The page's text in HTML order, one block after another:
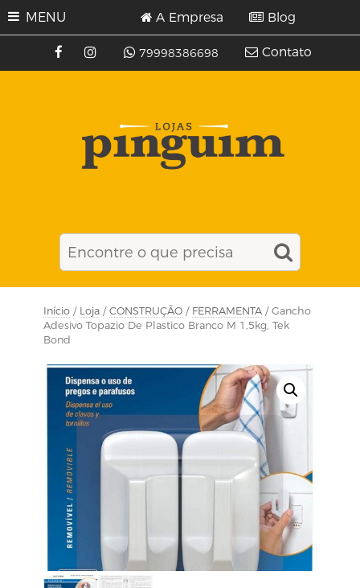
MENU
79998386698
A Empresa Blog
Contato
Início / Loja / CONSTRUÇÃO / FERRAMENTA / Gancho
Adesivo Topazio De Plastico Branco M 1,5kg, Tek
Bond